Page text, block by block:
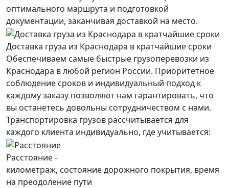
оптимального маршрута и подготовкой
документации, заканчивая доставкой на место.
Доставка груза из Краснодара в кратчайшие сроки
Обеспечиваем самые быстрые грузоперевозки из
Краснодара в любой регион России. Приоритетное
соблюдение сроков и индивидуальный подход к
каждому заказу позволяют нам гарантировать, что
вы останетесь довольны сотрудничеством с нами.
Транспортировка грузов рассчитывается для
каждого клиента индивидуально, где учитывается:
Расстояние -
километраж, состояние дорожного покрытия, время
на преодоление пути